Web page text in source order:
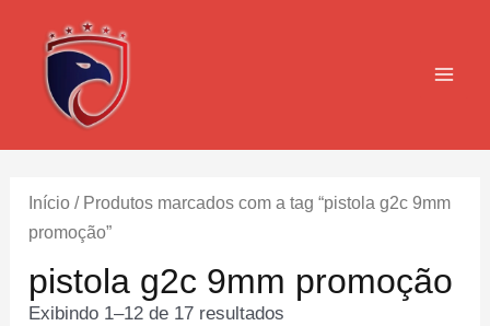
conteúdo
Início / Produtos marcados com a tag “pistola g2c 9mm
promoção”
pistola g2c 9mm promoção
Exibindo 1–12 de 17 resultados